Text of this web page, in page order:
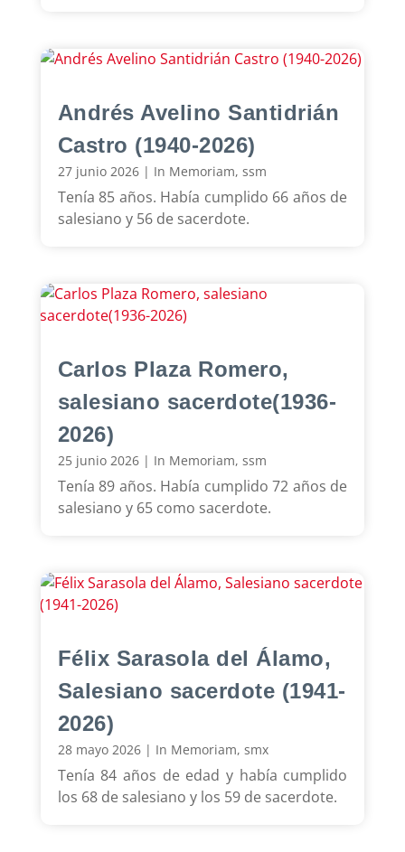
Andrés Avelino Santidrián
Castro (1940-2026)
27 junio 2026| In Memoriam, ssm
Tenía 85 años. Había cumplido 66 años de
salesiano y 56 de sacerdote.
Carlos Plaza Romero,
salesiano sacerdote(1936-
2026)
25 junio 2026| In Memoriam, ssm
Tenía 89 años. Había cumplido 72 años de
salesiano y 65 como sacerdote.
Félix Sarasola del Álamo,
Salesiano sacerdote (1941-
2026)
28 mayo 2026| In Memoriam, smx
Tenía 84 años de edad y había cumplido
los 68 de salesiano y los 59 de sacerdote.